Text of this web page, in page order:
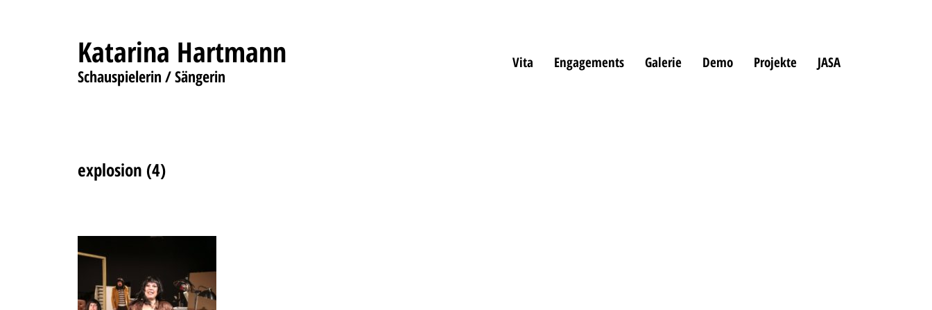
Katarina Hartmann
Schauspielerin / Sängerin
Vita Engagements Galerie Demo Projekte JASA
explosion (4)